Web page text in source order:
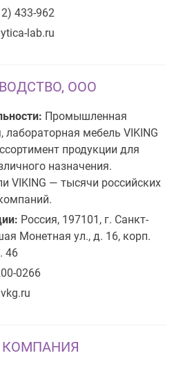
433-962
lab.ru
ООО
Промышленная
лабораторная мебель VIKING
продукции для
назначения.
VIKING — тысячи российских
Россия, 197101, г. Санкт-
Монетная ул., д. 16, корп.
46
0266
КОМПАНИЯ